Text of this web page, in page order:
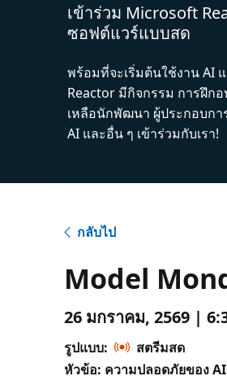
เข้าร่วม Microsoft
ซอฟต์แวร์แบบสด
พร้อมที่จะเริ่มต้นใช้งาน AI
Reactor มีกิจกรรม การฝึก
เหลือนักพัฒนา ผู้ประกอบก
AI และอื่น ๆ เข้าร่วมกับเรา!
กลับไป
Model
26 มกราคม, 2569 |
รูปแบบ:
สตรีมสด
หัวข้อ: ความปลอดภัยของ